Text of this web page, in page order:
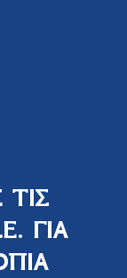
ΓΙΑ